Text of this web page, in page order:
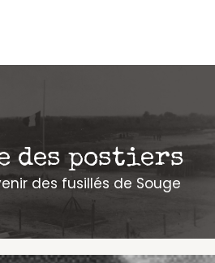
des postiers
des fusillés de Souge